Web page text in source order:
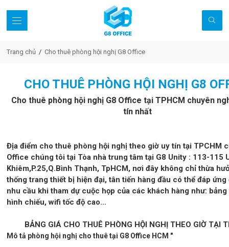
Trang chủ Cho thuê phòng hội nghị G8 Office
CHO THUÊ PHÒNG HỘI NGHỊ G8
Cho thuê phòng hội nghị G8 Office tại TPHCM chuyên
tín nhất
Địa điểm cho thuê phòng hội nghị theo giờ uy tín tại TPCHM
Office chúng tôi tại Tòa nhà trung tâm tại G8 Unity : 113-115
Khiêm,P.25,Q.Bình Thạnh, TpHCM, nơi đây không chỉ thừa
thống trang thiết bị hiện đại, tân tiến hàng đầu có thể đáp ứng
nhu cầu khi tham dự cuộc họp của các khách hàng như: bảng
hình chiếu, wifi tốc độ cao…
BẢNG GIÁ CHO THUÊ PHÒNG HỘI NGHỊ THEO GIỜ TẠI
Mô tả phòng hội nghị cho thuê tại G8 Office HCM "